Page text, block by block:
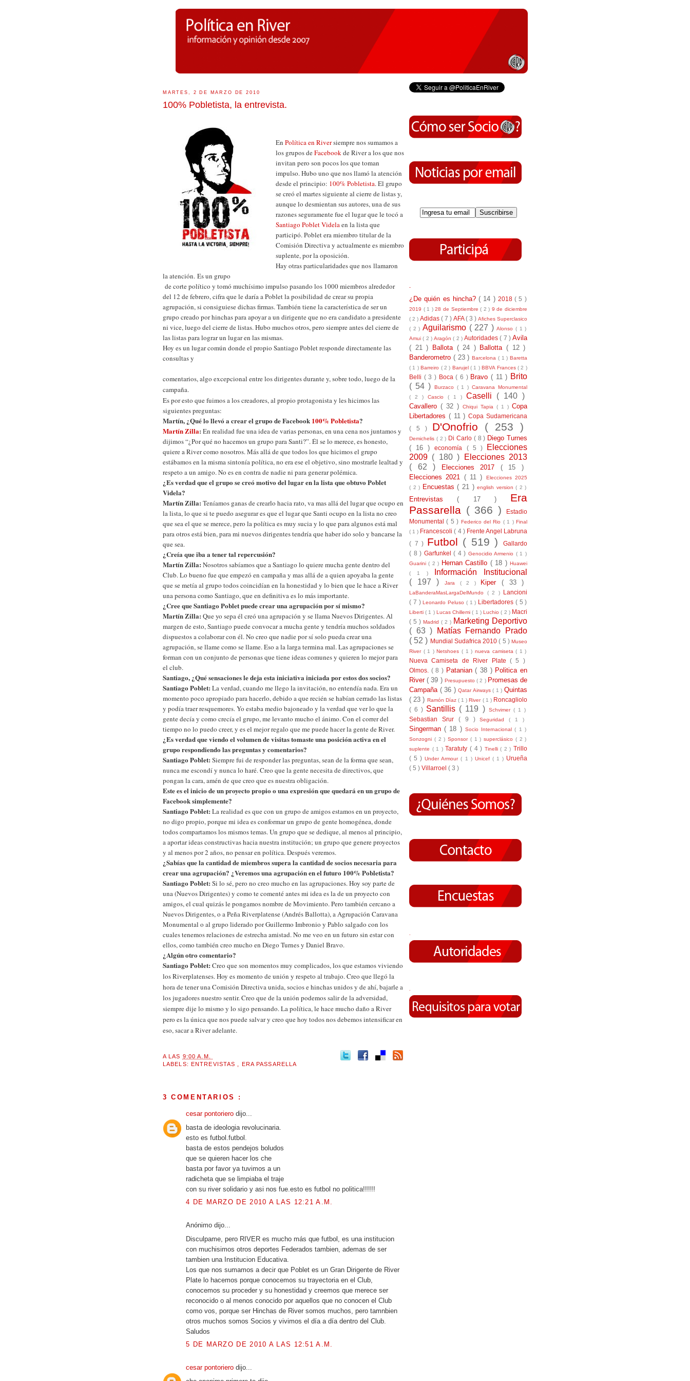
MARTES, 2 DE MARZO DE 2010
100% Pobletista, la entrevista.
En Política en Riversiempre nos sumamos a
los grupos deFacebookde River a los que nos
invitan pero son pocos los que toman
impulso. Hubo uno que nos llamó la atención
desde el principio: 100% Pobletista. El grupo
se creó el martes siguiente al cierre de listas y,
aunque lo desmientan sus autores, una de sus
razones seguramente fue el lugar que le tocó a
Santiago Poblet Videlaen la lista que
participó. Poblet era miembro titular de la
Comisión Directiva y actualmente es miembro
suplente, por la oposición.
Hay otras particularidades que nos llamaron
la atención. Es un grupo
de corte político y tomó muchísimo impulso pasando los 1000 miembros alrededor
del 12 de febrero, cifra que le daría a Poblet la posibilidad de crear su propia
agrupación, si consiguiese dichas firmas. También tiene la característica de ser un
grupo creado por hinchas para apoyar a un dirigente que no era candidato a presidente
ni vice, luego del cierre de listas. Hubo muchos otros, pero siempre antes del cierre de
las listas para lograr un lugar en las mismas.
Hoy es un lugar común donde el propio Santiago Poblet responde directamente las
consultas y
comentarios, algo excepcional entre los dirigentes durante y, sobre todo, luego de la
campaña.
Es por esto que fuimos a los creadores, al propio protagonista y les hicimos las
siguientes preguntas:
Martín, ¿Qué lo llevó a crear el grupo de Facebook 100% Pobletista?
Martín Zilla: En realidad fue una idea de varias personas, en una cena nos juntamos y
dijimos “¿Por qué no hacemos un grupo para Santi?”. Él se lo merece, es honesto,
quiere a River como nosotros. Más allá de que todos los que hicimos el grupo
estábamos en la misma sintonía política, no era ese el objetivo, sino mostrarle lealtad y
respeto a un amigo. No es en contra de nadie ni para generar polémica.
¿Es verdad que el grupo se creó motivo del lugar en la lista que obtuvo Poblet
Videla?
Martín Zilla: Teníamos ganas de crearlo hacia rato, va mas allá del lugar que ocupo en
la lista, lo que si te puedo asegurar es que el lugar que Santi ocupo en la lista no creo
que sea el que se merece, pero la política es muy sucia y lo que para algunos está mal
para otros está bien, para mi nuevos dirigentes tendría que haber ido solo y bancarse la
que sea.
¿Creía que iba a tener tal repercusión?
Martín Zilla: Nosotros sabíamos que a Santiago lo quiere mucha gente dentro del
Club. Lo bueno fue que empezó en campaña y mas allá de a quien apoyaba la gente
que se metía al grupo todos coincidían en la honestidad y lo bien que le hace a River
una persona como Santiago, que en definitiva es lo más importante.
¿Cree que Santiago Poblet puede crear una agrupación por sí mismo?
Martín Zilla: Que yo sepa él creó una agrupación y se llama Nuevos Dirigentes. Al
margen de esto, Santiago puede convocar a mucha gente y tendría muchos soldados
dispuestos a colaborar con él. No creo que nadie por sí solo pueda crear una
agrupación, se llame como se llame. Eso a la larga termina mal. Las agrupaciones se
forman con un conjunto de personas que tiene ideas comunes y quieren lo mejor para
el club.
Santiago, ¿Qué sensaciones le deja esta iniciativa iniciada por estos dos socios?
Santiago Poblet: Laverdad, cuando me llego la invitación, no entendía nada. Era un
momento poco apropiado para hacerlo, debido a que recién se habían cerrado las listas
y podía traer resquemores. Yo estaba medio bajoneado y la verdad que ver lo que la
gente decía y como crecía el grupo, me levanto mucho el ánimo. Con el correr del
tiempo no lo puedo creer, y es el mejor regalo que me puede hacer la gente de River.
¿Es verdad que viendo el volumen de visitas tomaste una posición activa en el
grupo respondiendo las preguntas y comentarios?
Santiago Poblet: Siempre fui de responder las preguntas, sean de la forma que sean,
nunca me escondí y nunca lo haré. Creo que la gente necesita de directivos, que
pongan la cara, amén de que creo que es nuestra obligación.
Este es el inicio de un proyecto propio o una expresión que quedará en un grupo de
Facebook simplemente?
Santiago Poblet: La realidad es que con un grupo de amigos estamos en un proyecto,
no digo propio, porque mi idea es conformar un grupo de gente homogénea, donde
todos compartamos los mismos temas. Un grupo que se dedique, al menos al principio,
a aportar ideas constructivas hacia nuestra institución; un grupo que genere proyectos
y al menos por 2 años, no pensar en política. Después veremos.
¿Sabías que la cantidad de miembros supera la cantidad de socios necesaria para
crear una agrupación? ¿Veremos una agrupación en el futuro 100% Pobletista?
Santiago Poblet: Si lo sé, pero no creo mucho en las agrupaciones. Hoy soy parte de
una (Nuevos Dirigentes) y como te comenté antes mi idea es la de un proyecto con
amigos, el cual quizás le pongamos nombre de Movimiento. Pero también cercano a
Nuevos Dirigentes, o a Peña Riverplatense (Andrés Ballotta), a Agrupación Caravana
Monumental o al grupo liderado por Guillermo Imbronio y Pablo salgado con los
cuales tenemos relaciones de estrecha amistad. No me veo en un futuro sin estar con
ellos, como también creo mucho en Diego Turnes y Daniel Bravo.
¿Algún otro comentario?
Santiago Poblet: Creo que son momentos muy complicados, los que estamos viviendo
los Riverplatenses. Hoy es momento de unión y respeto al trabajo. Creo que llegó la
hora de tener una Comisión Directiva unida, socios e hinchas unidos y de ahí, bajarle a
los jugadoresnuestro sentir. Creo que de la unión podemos salir de la adversidad,
siempre dije lo mismo y lo sigo pensando. La política, le hace mucho daño a River
pero es la única que nos puede salvar y creo que hoy todos nos debemos intensificar en
eso, sacar a River adelante.
A LAS 9:00 A.M.
LABELS: ENTREVISTAS ERA PASSARELLA
3 COMENTARIOS :
cesar pontoriero dijo...
basta de ideologia revolucinaria.
esto es futbol.futbol.
basta de estos pendejos boludos
que se quieren hacer los che
basta por favor ya tuvimos a un
radicheta que se limpiaba el traje
con su river solidario y asi nos fue.esto es futbol no politica!!!!!!
4 DE MARZO DE 2010 A LAS 12:21 A.M.
Anónimo dijo...
Disculpame, pero RIVER es mucho más que futbol, es una institucion
con muchisimos otros deportes Federados tambien, ademas de ser
tambien una Institucion Educativa.
Los que nos sumamos a decir que Poblet es un Gran Dirigente de River
Plate lo hacemos porque conocemos su trayectoria en el Club,
conocemos su proceder y su honestidad y creemos que merece ser
reconocido o al menos conocido por aquellos que no conocen el Club
como vos, porque ser Hinchas de River somos muchos, pero tamnbien
otros muchos somos Socios y vivimos el día a día dentro del Club.
Saludos
5 DE MARZO DE 2010 A LAS 12:51 A.M.
cesar pontoriero dijo...
-
¿De quién es hincha?( 14 ) 2018( 5 )
2019 ( 1 )28 de Septiembre( 2 ) 9 de diciembre
( 2 ) Adidas ( 7 ) AFA( 3 ) Afiches Superclasico
( 2 ) Aguilarismo ( 227 )Alonso( 1 )
Amui( 2 ) Aragón( 2 ) Autoridades( 7 ) Avila
( 21 )
Ballota ( 24 ) Ballotta( 12 )
Banderometro ( 23 ) Barcelona ( 1 ) Baretta
( 1 )Barreiro ( 2 ) Barujel ( 1 )BBVA Frances ( 2 )
Belli ( 3 ) Boca( 6 ) Bravo( 11 ) Brito
( 54 )
Burzaco ( 1 )Caravana Monumental
( 2 ) Cascio ( 1 ) Caselli ( 140 )
Cavallero ( 32 ) Chiqui Tapia ( 1 ) Copa
Libertadores ( 11 )Copa Sudamericana
( 5 ) D'Onofrio ( 253 )
Demichelis ( 2 ) Di Carlo ( 8 ) Diego Turnes
( 16 )economía ( 5 )
Elecciones
2009 ( 180 )
Elecciones 2013
( 62 )
Elecciones 2017 ( 15 )
Elecciones 2021 ( 11 )
Elecciones 2025
( 2 )
Encuestas( 21 )english version( 2 )
Entrevistas( 17 ) Era
Passarella ( 366 )
Estadio
Monumental( 5 ) Federico del Rio ( 1 )Final
( 1 ) Francescoli( 4 ) Frente Angel Labruna
( 7 ) Futbol ( 519 )Gallardo
( 8 ) Garfunkel ( 4 ) Genocidio Armenio ( 1 )
Guarini( 2 ) Hernan Castillo ( 18 )Huawei
( 1 )
Información Institucional
( 197 )
Jara ( 2 ) Kiper( 33 )
LaBanderaMasLargaDelMundo ( 2 ) Lancioni
( 7 )Leonardo Peluso ( 1 ) Libertadores ( 5 )
Liberti( 1 ) Lucas Chillemi( 1 )Luchio( 2 ) Macri
( 5 ) Madrid ( 2 ) Marketing Deportivo
( 63 )
Matías Fernando Prado
( 52 ) Mundial Sudafrica 2010( 5 )Museo
River ( 1 )Netshoes( 1 ) nueva camiseta( 1 )
Nueva Camiseta de River Plate ( 5 )
Olmos. ( 8 ) Patanian( 38 ) Politica en
River( 39 ) Presupuesto( 2 ) Promesas de
Campaña ( 36 )Qatar Airways( 1 )Quintas
( 23 ) Ramón Díaz ( 1 )River ( 1 ) Roncagliolo
( 6 ) Santillis ( 119 ) Schvimer ( 1 )
Sebastian Srur ( 9 )Seguridad( 1 )
Singerman( 18 ) Socio Internacional( 1 )
Sonzogni ( 2 ) Sponsor ( 1 ) superclásico ( 2 )
suplente ( 1 ) Taratuty ( 4 ) Tinelli( 2 ) Trillo
( 5 )Under Armour( 1 ) Unicef ( 1 ) Urueña
( 5 ) Villarroel ( 3 )